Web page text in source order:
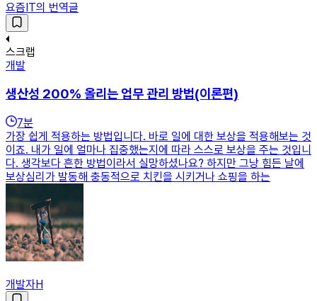
요즘IT의 번역글
스크랩
개발
생산성 200% 올리는 업무 관리 방법(이론편)
7분
가장 쉽게 적용하는 방법입니다. 바로 일에 대한 보상을 적용해보는 것
이죠. 내가 일에 얼마나 집중했는지에 따라 스스로 보상을 주는 것입니
다. 생각보다 흔한 방법이라서 실망하셨나요? 하지만 그냥 힘든 날에
보상심리가 발동해 충동적으로 치킨을 시키거나 쇼핑을 하는
개발자H